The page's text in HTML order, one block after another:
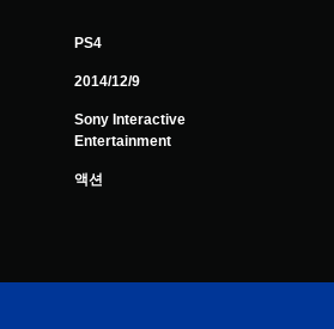
PS4
2014/12/9
Sony Interactive
Entertainment
액션